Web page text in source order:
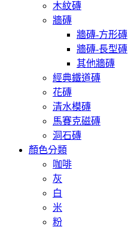
木紋磚
牆磚
牆磚-方形磚
牆磚-長型磚
其他牆磚
經典鐵道磚
花磚
清水模磚
馬賽克磁磚
洞石磚
顏色分類
咖啡
灰
白
米
粉